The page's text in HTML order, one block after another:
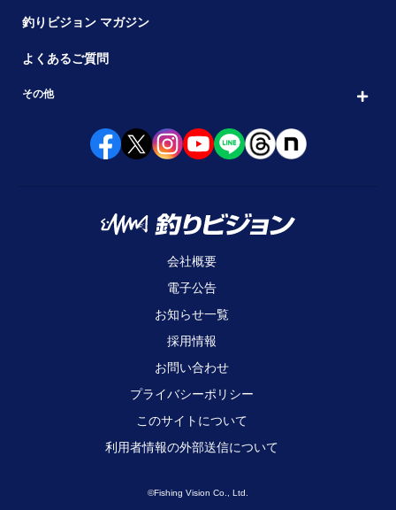
釣りビジョン マガジン
よくあるご質問
その他
会社概要
電子公告
お知らせ一覧
採用情報
お問い合わせ
プライバシーポリシー
このサイトについて
利用者情報の外部送信について
©Fishing Vision Co., Ltd.